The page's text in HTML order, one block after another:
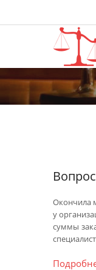
Окончила
у
суммы